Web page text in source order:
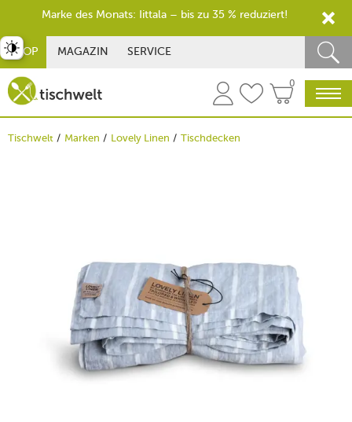
SHOP MAGAZIN SERVICE
0
Tischwelt Marken Lovely Linen Tischdecken
umschalten
Marke des Monats: Iittala – bis zu 35 % reduziert!